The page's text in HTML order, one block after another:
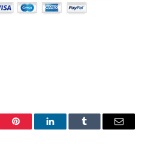
Pinterest LinkedInTumblr Email